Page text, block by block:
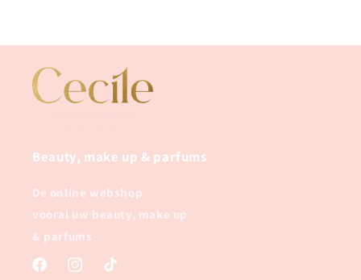
Beauty, make up & parfums
De online webshop
vooral uw beauty, make up
& parfums
FacebookInstagramTikTok